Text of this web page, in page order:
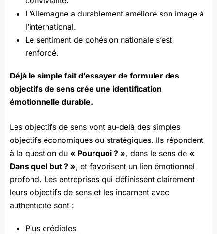
L’Allemagne a durablement amélioré son image à
l’international.
Le sentiment de cohésion nationale s’est
renforcé.
Déjà le simple fait d’essayer de formuler des
objectifs de sens crée une identification
émotionnelle durable.
Les objectifs de sens vont au-delà des simples
objectifs économiques ou stratégiques. Ils répondent
à la question du « Pourquoi ? », dans le sens de «
Dans quel but ? », et favorisent un lien émotionnel
profond. Les entreprises qui définissent clairement
leurs objectifs de sens et les incarnent avec
authenticité sont :
Plus crédibles,